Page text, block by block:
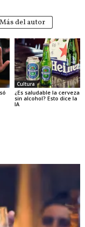
Más del autor
Cultura
¿Es saludable la cerveza
sin alcohol? Esto dice la
IA